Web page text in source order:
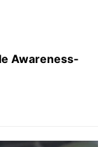
Awareness-